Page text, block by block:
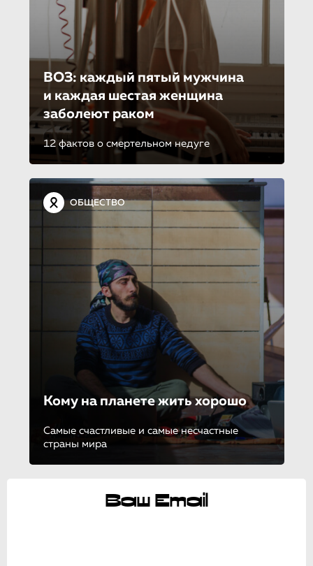
ВОЗ: каждый пятый мужчина
и каждая шестая женщина
заболеют раком
12 фактов о смертельном недуге
ОБЩЕСТВО
Кому на планете жить хорошо
Самые счастливые и самые несчастные
страны мира
Ваш Email